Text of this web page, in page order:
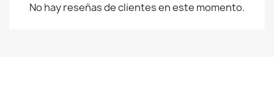
No hay reseñas de clientes en este momento.